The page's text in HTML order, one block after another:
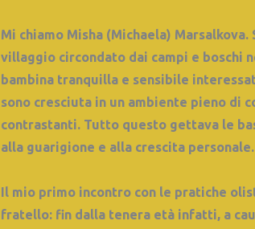
Mi chiamo Misha (Michaela) Marsalkova.
villaggio circondato dai campi e boschi
bambina tranquilla e sensibile
sono cresciuta in un ambiente pieno di
contrastanti. Tutto questo gettava le
alla guarigione e alla crescita personale.
Il mio primo incontro con le pratiche
fratello: fin dalla tenera età infatti, a